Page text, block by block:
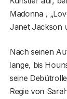
Madonna ,
Janet Jackson
Nach seinen
lange, bis
seine
Regie von